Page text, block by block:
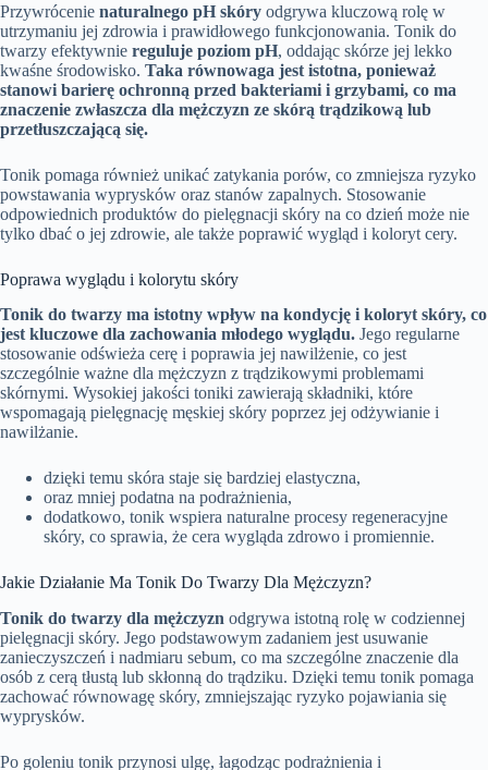
Przywrócenie naturalnego pH skóry odgrywa kluczową rolę w
utrzymaniu jej zdrowia i prawidłowego funkcjonowania. Tonik do
twarzy efektywnie reguluje poziom pH, oddając skórze jej lekko
kwaśne środowisko. Taka równowaga jest istotna, ponieważ
stanowi barierę ochronną przed bakteriami i grzybami, co ma
znaczenie zwłaszcza dla mężczyzn ze skórą trądzikową lub
przetłuszczającą się.
Tonik pomaga również unikać zatykania porów, co zmniejsza ryzyko
powstawania wyprysków oraz stanów zapalnych. Stosowanie
odpowiednich produktów do pielęgnacji skóry na co dzień może nie
tylko dbać o jej zdrowie, ale także poprawić wygląd i koloryt cery.
Poprawa wyglądu i kolorytu skóry
Tonik do twarzy ma istotny wpływ na kondycję i koloryt skóry, co
jest kluczowe dla zachowania młodego wyglądu. Jego regularne
stosowanie odświeża cerę i poprawia jej nawilżenie, co jest
szczególnie ważne dla mężczyzn z trądzikowymi problemami
skórnymi. Wysokiej jakości toniki zawierają składniki, które
wspomagają pielęgnację męskiej skóry poprzez jej odżywianie i
nawilżanie.
dzięki temu skóra staje się bardziej elastyczna,
oraz mniej podatna na podrażnienia,
dodatkowo, tonik wspiera naturalne procesy regeneracyjne
skóry, co sprawia, że cera wygląda zdrowo i promiennie.
Jakie Działanie Ma Tonik Do Twarzy Dla Mężczyzn?
Tonik do twarzy dla mężczyzn odgrywa istotną rolę w codziennej
pielęgnacji skóry. Jego podstawowym zadaniem jest usuwanie
zanieczyszczeń i nadmiaru sebum, co ma szczególne znaczenie dla
osób z cerą tłustą lub skłonną do trądziku. Dzięki temu tonik pomaga
zachować równowagę skóry, zmniejszając ryzyko pojawiania się
wyprysków.
Po goleniu tonik przynosi ulgę, łagodząc podrażnienia i